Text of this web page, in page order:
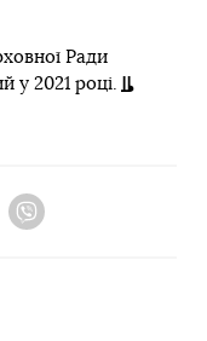
Ради
у 2021 році.